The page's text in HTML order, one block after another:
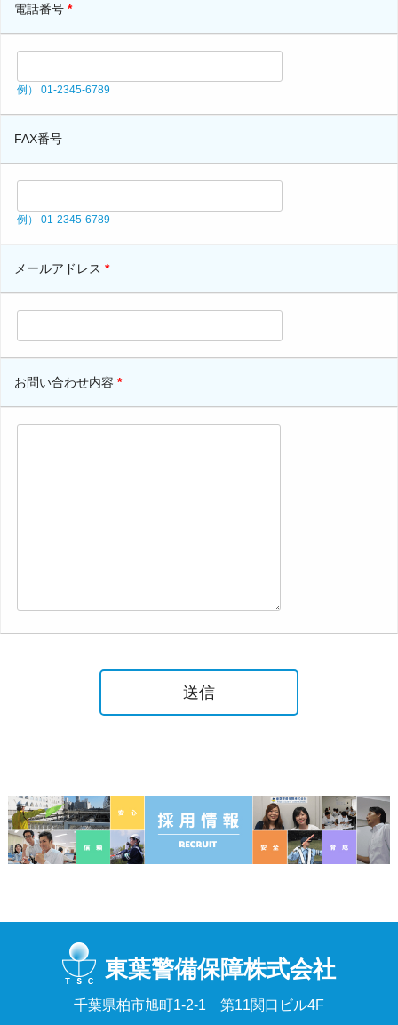
電話番号 *
例） 01-2345-6789
FAX番号
例） 01-2345-6789
メールアドレス *
お問い合わせ内容 *
東葉警備保障株式会社
千葉県柏市旭町1-2-1 第11関口ビル4F